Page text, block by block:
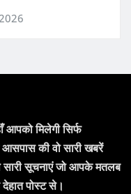
मिलेगी सिर्फ
की वो सारी खबरें
सारी सूचनाएं जो आपके मतलब
पोस्ट से।